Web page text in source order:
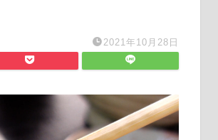
2021年10月28日